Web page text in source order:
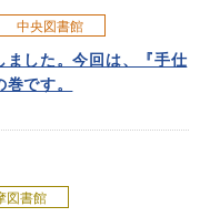
中央図書館
ました。今回は、『手仕
です。
図書館